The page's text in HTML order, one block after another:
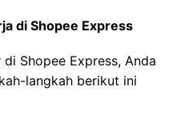
di Shopee Express
Shopee Express, Anda
langkah berikut ini